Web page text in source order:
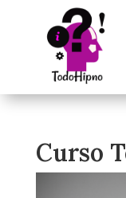
Curso